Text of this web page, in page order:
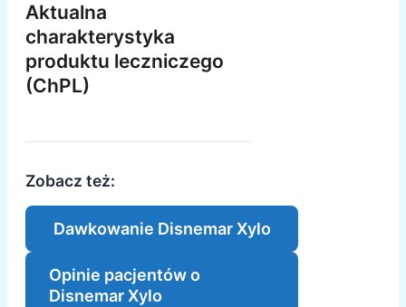
Aktualna
charakterystyka
produktu leczniczego
(ChPL)
Zobacz też:
Dawkowanie Disnemar Xylo
Opinie pacjentów o
Disnemar Xylo